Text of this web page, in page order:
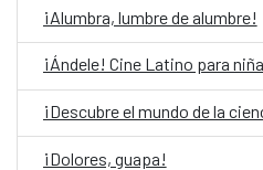
¡Alumbra, lumbre de alumbre!
¡Ándele! Cine Latino para
¡Descubre el mundo de la
¡Dolores, guapa!